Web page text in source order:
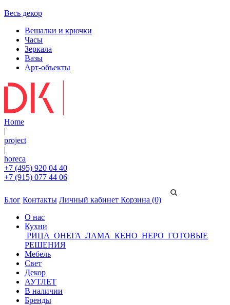
Весь декор
Вешалки и крючки
Часы
Зеркала
Вазы
Арт-объекты
Home
|
project
|
horeca
+7 (495) 920 04 40
+7 (915) 077 44 06
Блог Контакты Личный кабинет Корзина (0)
О нас
Кухни
РИЦА ОНЕГА ЛАМА КЕНО НЕРО ГОТОВЫЕ
РЕШЕНИЯ
Мебель
Свет
Декор
АУТЛЕТ
В наличии
Бренды